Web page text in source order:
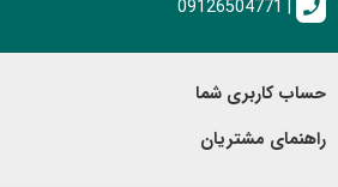
call
09126504771 |
حساب کاربری شما
راهنمای مشتریان